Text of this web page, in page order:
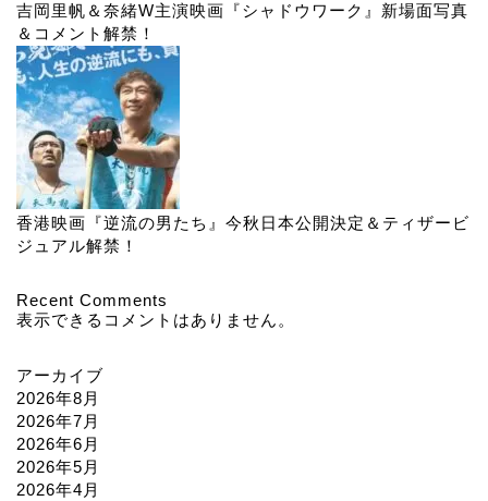
吉岡里帆＆奈緒W主演映画『シャドウワーク』新場面写真
＆コメント解禁！
香港映画『逆流の男たち』今秋日本公開決定＆ティザービ
ジュアル解禁！
Recent Comments
表示できるコメントはありません。
アーカイブ
2026年8月
2026年7月
2026年6月
2026年5月
2026年4月